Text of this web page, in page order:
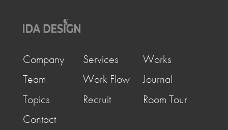
Company Services
Works
Team
Work Flow
Journal
Topics
Recruit
Room Tour
Contact